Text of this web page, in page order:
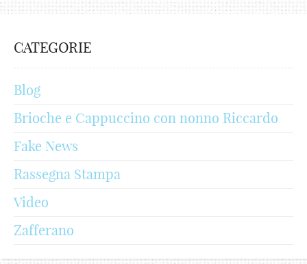
CATEGORIE
Blog
Brioche e Cappuccino con nonno Riccardo
Fake News
Rassegna Stampa
Video
Zafferano